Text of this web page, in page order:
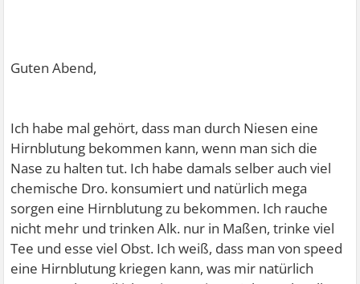
Guten Abend,
Ich habe mal gehört, dass man durch Niesen eine
Hirnblutung bekommen kann, wenn man sich die
Nase zu halten tut. Ich habe damals selber auch viel
chemische Dro. konsumiert und natürlich mega
sorgen eine Hirnblutung zu bekommen. Ich rauche
nicht mehr und trinken Alk. nur in Maßen, trinke viel
Tee und esse viel Obst. Ich weiß, dass man von speed
eine Hirnblutung kriegen kann, was mir natürlich